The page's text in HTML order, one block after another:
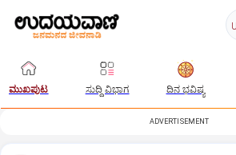
ಮುಖಪುಟ ಸುದ್ದಿ ವಿಭಾಗ ದಿನ ಭವಿಷ್ಯ
ADVERTISEMENT